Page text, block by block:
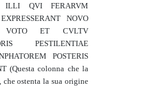
ILLI QVI FERARVM
NOVO
VOTO ET CVLTV
PESTILENTIAE
POSTERIS
(Questa colonna che la
ostenta la sua origine